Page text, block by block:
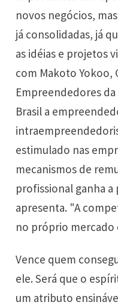
novos negócios,
já consolidadas, já
as idéias e projetos
com Makoto Yokoo,
Empreendedores
Brasil a
estimulado nas
mecanismos de
profissional ganha
apresenta. "A
no próprio mercado
Vence quem
ele. Será que o
um atributo